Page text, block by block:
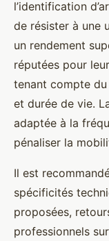
l’identification
de résister à une
un rendement
réputées pour
tenant compte
et durée de vie.
adaptée à la
pénaliser la
Il est
spécificités
proposées,
professionnels